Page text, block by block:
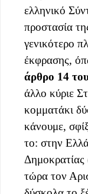
ελληνικό
προστασία
γενικότερο
έκφρασης,
άρθρο 14
άλλο κύριε
κομματάκι
κάνουμε,
το: στην
Δημοκρατίας
τώρα τον